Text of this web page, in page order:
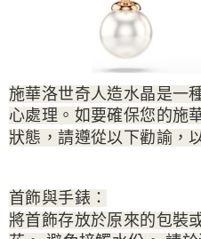
施華洛世奇人造水晶是一
心處理。如要確保您的施
狀態，請遵從以下勸諭，
首飾與手錶：
將首飾存放於原來的包裝